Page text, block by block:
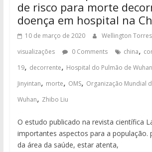
de risco para morte
doença em hospital na
10 de março de 2020 Wellington Torres
visualizações
0 Comments china,
19, decorrente, Hospital do Pulmão de Wuhan
Jinyintan, morte, OMS, Organização Mundial
Wuhan, Zhibo Liu
O estudo publicado na revista científica
importantes aspectos para a população.
da área da saúde, estar atenta,